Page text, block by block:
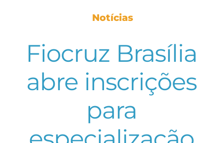
Notícias
Fiocruz Brasília
abre inscrições
para